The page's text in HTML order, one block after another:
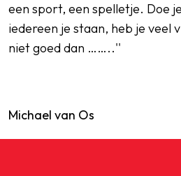
een sport, een spelletje. Doe
iedereen je staan, heb je veel
niet goed dan ……..''
Michael van Os